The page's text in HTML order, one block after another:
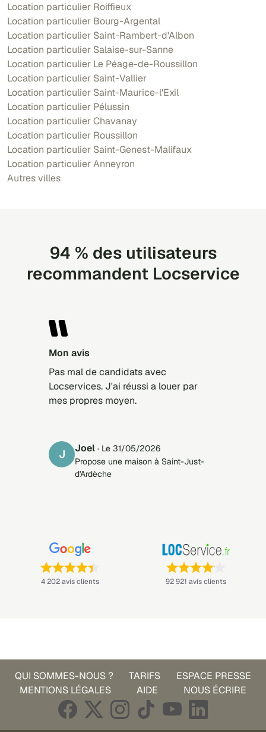
Location particulier Roiffieux
Location particulier Bourg-Argental
Location particulier Saint-Rambert-d'Albon
Location particulier Salaise-sur-Sanne
Location particulier Le Péage-de-Roussillon
Location particulier Saint-Vallier
Location particulier Saint-Maurice-l'Exil
Location particulier Pélussin
Location particulier Chavanay
Location particulier Roussillon
Location particulier Saint-Genest-Malifaux
Location particulier Anneyron
Autres villes
94 % des utilisateurs
recommandent Locservice
Mon avis
Pas mal de candidats avec
Locservices. J'ai réussi a louer par
mes propres moyen.
J Joel · Le 31/05/2026
Propose une maison à Saint-Just-
d'Ardèche
Note : 4,4 sur 5 —
4 202 avis clients Note : 4,1 sur 5 —
92 921 avis clients
QUI SOMMES-NOUS ? TARIFS
ESPACE PRESSE
MENTIONS LÉGALES
AIDE NOUS ÉCRIRE